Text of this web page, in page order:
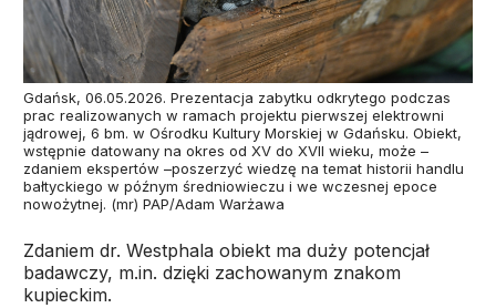
Gdańsk, 06.05.2026. Prezentacja zabytku odkrytego podczas
prac realizowanych w ramach projektu pierwszej elektrowni
jądrowej, 6 bm. w Ośrodku Kultury Morskiej w Gdańsku. Obiekt,
wstępnie datowany na okres od XV do XVII wieku, może –
zdaniem ekspertów –poszerzyć wiedzę na temat historii handlu
bałtyckiego w późnym średniowieczu i we wczesnej epoce
nowożytnej. (mr) PAP/Adam Warżawa
Zdaniem dr. Westphala obiekt ma duży potencjał
badawczy, m.in. dzięki zachowanym znakom
kupieckim.